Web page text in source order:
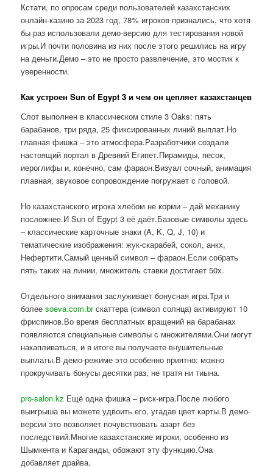
Кстати, по опросам среди пользователей казахстанских
онлайн-казино за 2023 год, 78% игроков признались, что хотя
бы раз использовали демо-версию для тестирования новой
игры.И почти половина из них после этого решились на игру
на деньги.Демо – это не просто развлечение, это мостик к
уверенности.
Как устроен Sun of Egypt 3 и чем он цепляет казахстанцев
Слот выполнен в классическом стиле 3 Oaks: пять
барабанов, три ряда, 25 фиксированных линий выплат.Но
главная фишка – это атмосфера.Разработчики создали
настоящий портал в Древний Египет.Пирамиды, песок,
иероглифы и, конечно, сам фараон.Визуал сочный, анимация
плавная, звуковое сопровождение погружает с головой.
Но казахстанского игрока хлебом не корми – дай механику
посложнее.И Sun of Egypt 3 её даёт.Базовые символы здесь
– классические карточные знаки (A, K, Q, J, 10) и
тематические изображения: жук-скарабей, сокол, анкх,
Нефертити.Самый ценный символ – фараон.Если собрать
пять таких на линии, множитель ставки достигает 50x.
Отдельного внимания заслуживает бонусная игра.Три и
болееsoeva.com.brскаттера (символ солнца) активируют 10
фриспинов.Во время бесплатных вращений на барабанах
появляются специальные символы с множителями.Они могут
накапливаться, и в итоге вы получаете внушительные
выплаты.В демо-режиме это особенно приятно: можно
прокручивать бонусы десятки раз, не тратя ни тиына.
pro-salon.kz Ещё одна фишка – риск-игра.После любого
выигрыша вы можете удвоить его, угадав цвет карты.В демо-
версии это позволяет почувствовать азарт без
последствий.Многие казахстанские игроки, особенно из
Шымкента и Караганды, обожают эту функцию.Она
добавляет драйва.